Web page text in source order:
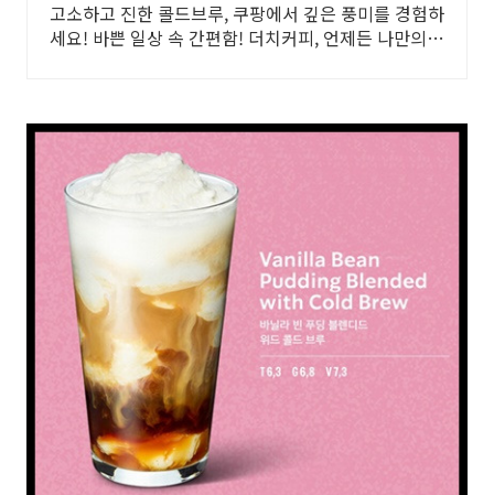
고소하고 진한 콜드브루, 쿠팡에서 깊은 풍미를 경험하
세요! 바쁜 일상 속 간편함! 더치커피, 언제든 나만의